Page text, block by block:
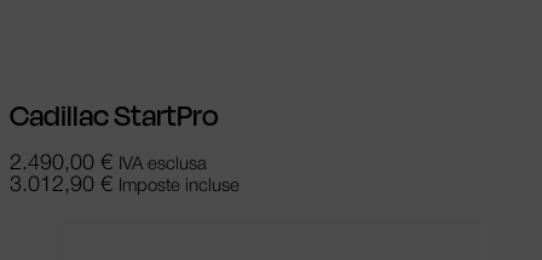
Cadillac StartPro
2.490,00 € IVA esclusa
3.012,90 € Imposte incluse